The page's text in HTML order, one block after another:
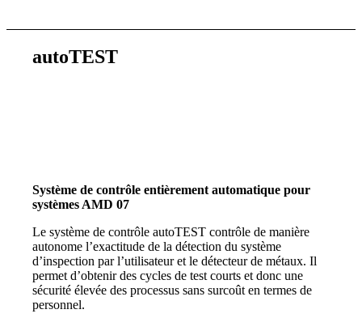
autoTEST
Système de contrôle entièrement automatique pour
systèmes AMD 07
Le système de contrôle autoTEST contrôle de manière
autonome l’exactitude de la détection du système
d’inspection par l’utilisateur et le détecteur de métaux. Il
permet d’obtenir des cycles de test courts et donc une
sécurité élevée des processus sans surcoût en termes de
personnel.